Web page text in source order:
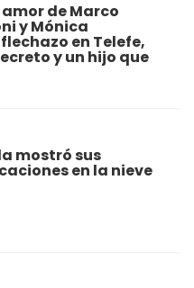
de Marco
y Mónica
en Telefe,
y un hijo que
mostró sus
en la nieve